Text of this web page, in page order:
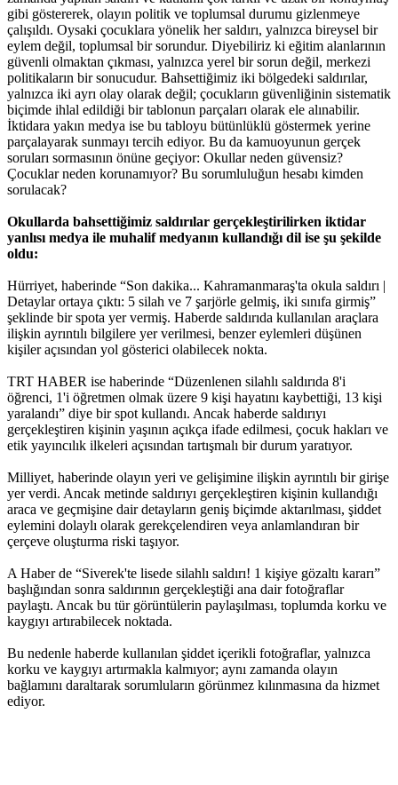
gibi göstererek, olayın politik ve toplumsal durumu gizlenmeye
çalışıldı. Oysaki çocuklara yönelik her saldırı, yalnızca bireysel bir
eylem değil, toplumsal bir sorundur. Diyebiliriz ki eğitim alanlarının
güvenli olmaktan çıkması, yalnızca yerel bir sorun değil, merkezi
politikaların bir sonucudur. Bahsettiğimiz iki bölgedeki saldırılar,
yalnızca iki ayrı olay olarak değil; çocukların güvenliğinin sistematik
biçimde ihlal edildiği bir tablonun parçaları olarak ele alınabilir.
İktidara yakın medya ise bu tabloyu bütünlüklü göstermek yerine
parçalayarak sunmayı tercih ediyor. Bu da kamuoyunun gerçek
soruları sormasının önüne geçiyor: Okullar neden güvensiz?
Çocuklar neden korunamıyor? Bu sorumluluğun hesabı kimden
sorulacak?
Okullarda bahsettiğimiz saldırılar gerçekleştirilirken iktidar
yanlısı medya ile muhalif medyanın kullandığı dil ise şu şekilde
oldu:
Hürriyet, haberinde “Son dakika... Kahramanmaraş'ta okula saldırı |
Detaylar ortaya çıktı: 5 silah ve 7 şarjörle gelmiş, iki sınıfa girmiş”
şeklinde bir spota yer vermiş. Haberde saldırıda kullanılan araçlara
ilişkin ayrıntılı bilgilere yer verilmesi, benzer eylemleri düşünen
kişiler açısından yol gösterici olabilecek nokta.
TRT HABER ise haberinde “Düzenlenen silahlı saldırıda 8'i
öğrenci, 1'i öğretmen olmak üzere 9 kişi hayatını kaybettiği, 13 kişi
yaralandı” diye bir spot kullandı. Ancak haberde saldırıyı
gerçekleştiren kişinin yaşının açıkça ifade edilmesi, çocuk hakları ve
etik yayıncılık ilkeleri açısından tartışmalı bir durum yaratıyor.
Milliyet, haberinde olayın yeri ve gelişimine ilişkin ayrıntılı bir girişe
yer verdi. Ancak metinde saldırıyı gerçekleştiren kişinin kullandığı
araca ve geçmişine dair detayların geniş biçimde aktarılması, şiddet
eylemini dolaylı olarak gerekçelendiren veya anlamlandıran bir
çerçeve oluşturma riski taşıyor.
A Haber de “Siverek'te lisede silahlı saldırı! 1 kişiye gözaltı kararı”
başlığından sonra saldırının gerçekleştiği ana dair fotoğraflar
paylaştı. Ancak bu tür görüntülerin paylaşılması, toplumda korku ve
kaygıyı artırabilecek noktada.
Bu nedenle haberde kullanılan şiddet içerikli fotoğraflar, yalnızca
korku ve kaygıyı artırmakla kalmıyor; aynı zamanda olayın
bağlamını daraltarak sorumluların görünmez kılınmasına da hizmet
ediyor.